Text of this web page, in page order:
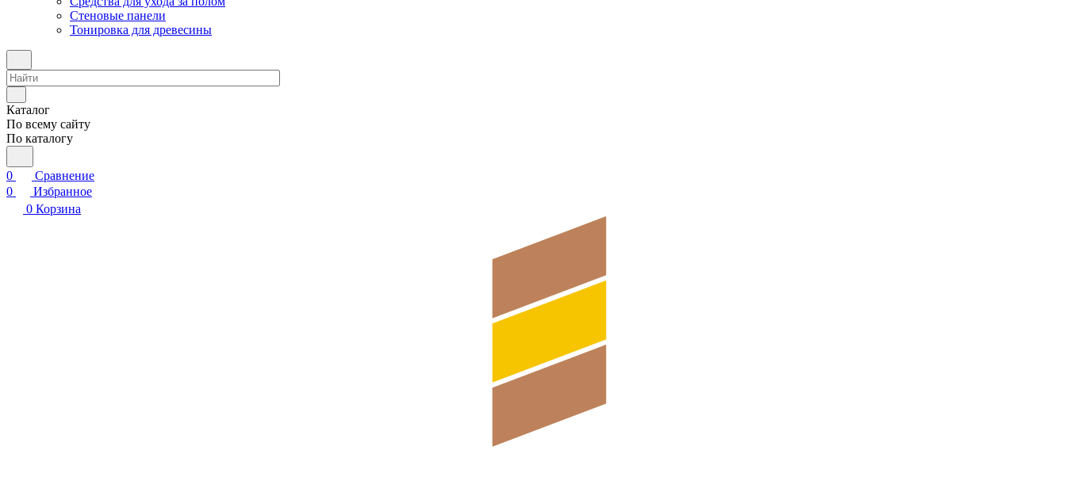
Стеновые панели
Тонировка для древесины
Каталог
По всему сайту
По каталогу
0
Сравнение
0
Избранное
0 Корзина